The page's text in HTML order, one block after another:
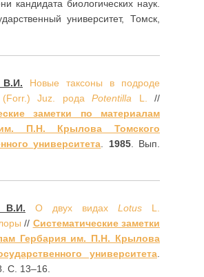
кандидата биологических наук.
университет, Томск,
В.И.
Новые таксоны в подроде
(Forr.) Juz. рода Potentilla L. //
заметки по материалам
П.Н. Крылова Томского
университета. 1985. Вып.
В.И. О двух видах Lotus L.
// Систематические заметки
Гербария им. П.Н. Крылова
университета.
С. 13–16.